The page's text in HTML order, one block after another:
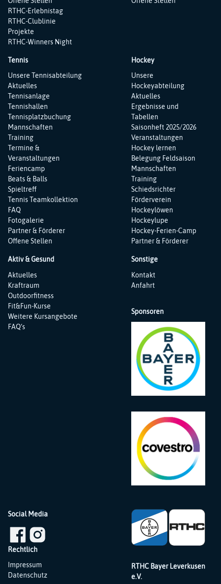
RTHC-Erlebnistag
RTHC-Clublinie
Projekte
RTHC-Winners Night
Tennis
Navigation
überspringen
Unsere Tennisabteilung
Aktuelles
Tennisanlage
Tennishallen
Tennisplatzbuchung
Mannschaften
Training
Termine &
Veranstaltungen
Feriencamp
Beats & Balls
Spieltreff
Tennis Teamkollektion
FAQ
Fotogalerie
Partner & Förderer
Offene Stellen
Hockey
Navigation
überspringen
Unsere
Hockeyabteilung
Aktuelles
Ergebnisse und
Tabellen
Saisonheft 2025/2026
Veranstaltungen
Hockey lernen
Belegung Feldsaison
Mannschaften
Training
Schiedsrichter
Förderverein
Hockeylöwen
Hockeylupe
Hockey-Ferien-Camp
Partner & Förderer
Aktiv & Gesund
Navigation
überspringen
Aktuelles
Kraftraum
Outdoorfitness
Fit&Fun-Kurse
Weitere Kursangebote
FAQ‘s
Sonstige
Navigation
überspringen
Kontakt
Anfahrt
Sponsoren
Social Media
Rechtlich
Navigation
überspringen
Impressum
Datenschutz
RTHC Bayer Leverkusen
e.V.